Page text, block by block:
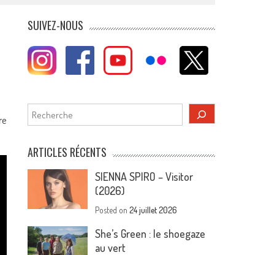
SUIVEZ-NOUS
Rechercher
ARTICLES RÉCENTS
SIENNA SPIRO – Visitor
(2026)
Posted on24 juillet 2026
She’s Green : le shoegaze
au vert